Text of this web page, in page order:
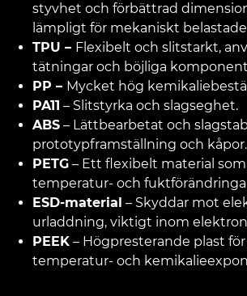
styvhet och förbättrad
lämpligt för mekaniskt
TPU – Flexibelt och slitstarkt,
tätningar och böjliga
PP – Mycket hög
PA11 – Slitstyrka och slagseghet.
ABS – Lättbearbetat och
prototypframställning och kåpor.
PETG – Ett flexibelt material
temperatur- och
ESD-material – Skyddar mot
urladdning, viktigt inom
PEEK – Högpresterande plast
temperatur- och